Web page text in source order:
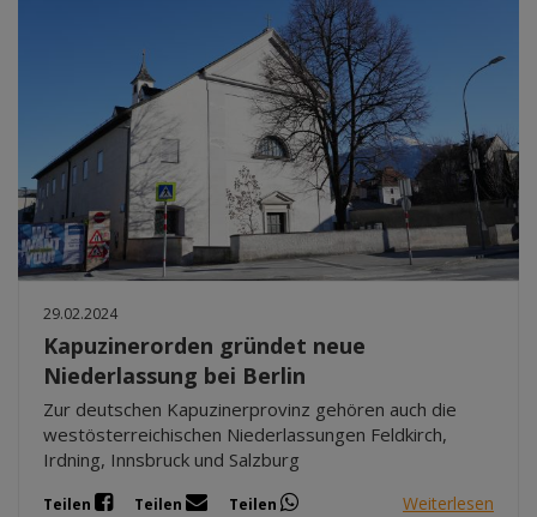
29.02.2024
Kapuzinerorden gründet neue
Niederlassung bei Berlin
Zur deutschen Kapuzinerprovinz gehören auch die
westösterreichischen Niederlassungen Feldkirch,
Irdning, Innsbruck und Salzburg
Teilen Teilen Teilen Weiterlesen